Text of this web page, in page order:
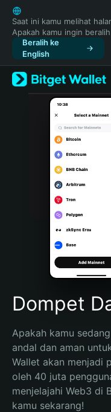
English
日本語
Tiếng Việt
Русский
Español (Latinoamérica)
Türkçe
Italiano
Português (Portugal)
Bahasa Indonesia
Português (Brasil)
Español (Argentina)
Saat ini kamu melihat
Apakah kamu ingin
Beralih ke
English
Dompet
Apakah kamu
andal dan aman
Wallet akan menjadi
oleh 40 juta
menjelajahi Web3 di
kamu sekarang!